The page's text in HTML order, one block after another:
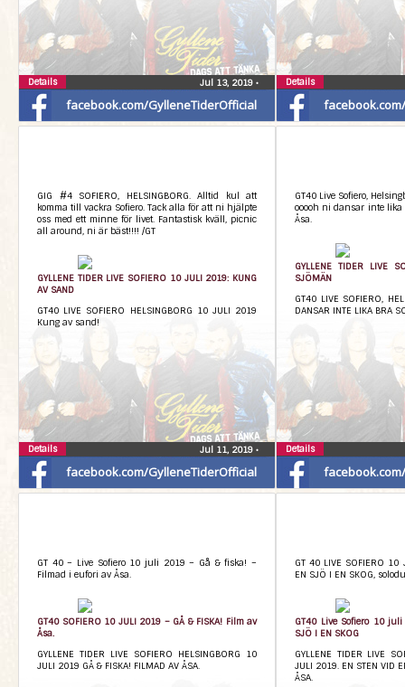
facebook.com/GylleneTiderOfficial
Jul 13, 2019 •
Details Details
facebook.com/GylleneTiderOfficial
GIG #4 SOFIERO, HELSINGBORG. Alltid kul att
komma till vackra Sofiero. Tack alla för att ni hjälpte
oss med ett minne för livet. Fantastisk kväll, picnic
all around, ni är bäst!!!! /GT
GYLLENE TIDER LIVE SOFIERO 10 JULI 2019: KUNG
AV SAND
GT40 LIVE SOFIERO HELSINGBORG 10 JULI 2019
Kung av sand!
Jul 11, 2019 •
Details
GT40 Live Sofiero,
ooooh ni dansar inte lika
Åsa.
GYLLENE TIDER LIVE
SJÖMÄN
GT40 LIVE SOFIERO,
DANSAR INTE LIKA BRA
Details
GT 40 – Live Sofiero 10 juli 2019 – Gå & fiska! –
Filmad i eufori av Åsa.
GT40 SOFIERO 10 JULI 2019 – GÅ & FISKA! Film av
Åsa.
GYLLENE TIDER LIVE SOFIERO HELSINGBORG 10
JULI 2019 GÅ & FISKA! FILMAD AV ÅSA.
GT 40 LIVE SOFIERO
EN SJÖ I EN SKOG,
GT40 Live Sofiero 10
SJÖ I EN SKOG
GYLLENE TIDER LIVE
JULI 2019. EN STEN VID
ÅSA.